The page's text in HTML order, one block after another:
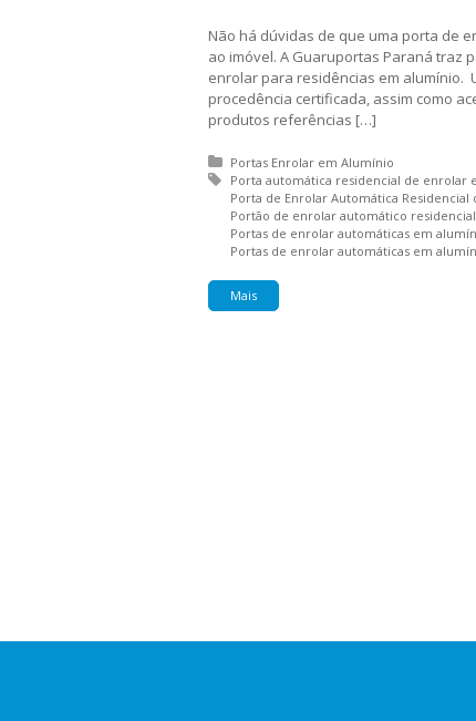
Não há dúvidas de que uma porta de
ao imóvel. A Guaruportas Paraná traz
enrolar para residências em alumínio.
procedência certificada, assim como
produtos referências […]
Posted in:
Portas Enrolar em Alumínio
Tagged with:
Porta automática residencial de enrolar
Porta de Enrolar Automática Residencial
Portão de enrolar automático
Portas de enrolar automáticas em
Portas de enrolar automáticas em
Mais